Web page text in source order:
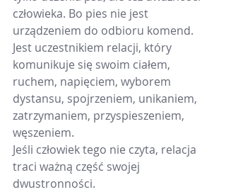
człowieka. Bo pies nie jest
urządzeniem do odbioru komend.
Jest uczestnikiem relacji, który
komunikuje się swoim ciałem,
ruchem, napięciem, wyborem
dystansu, spojrzeniem, unikaniem,
zatrzymaniem, przyspieszeniem,
węszeniem.
Jeśli człowiek tego nie czyta, relacja
traci ważną część swojej
dwustronności.